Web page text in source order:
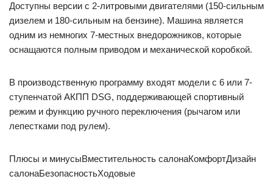
Доступны версии с 2-литровыми двигателями (150-сильным
дизелем и 180-сильным на бензине). Машина является
одним из немногих 7-местных внедорожников, которые
оснащаются полным приводом и механической коробкой.
В производственную программу входят модели с 6 или 7-
ступенчатой АКПП DSG, поддерживающей спортивный
режим и функцию ручного переключения (рычагом или
лепестками под рулем).
Плюсы и минусыВместительность салонаКомфортДизайн
салонаБезопасностьХодовые